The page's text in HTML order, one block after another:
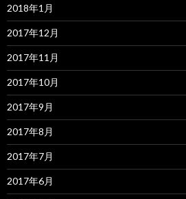
2018年1月
2017年12月
2017年11月
2017年10月
2017年9月
2017年8月
2017年7月
2017年6月